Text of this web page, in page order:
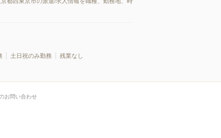
土日祝のみ勤務
残業なし
お問い合わせ